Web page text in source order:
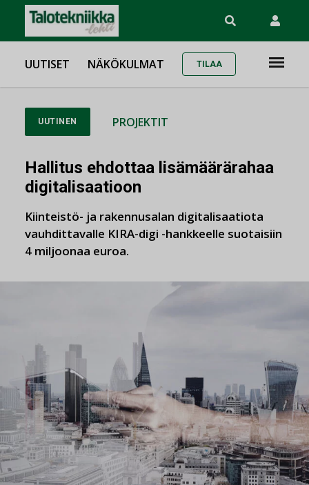
UUTISET NÄKÖKULMAT TILAA
UUTINEN PROJEKTIT
Hallitus ehdottaa lisämäärärahaa
digitalisaatioon
Kiinteistö- ja rakennusalan digitalisaatiota
vauhdittavalle KIRA-digi -hankkeelle suotaisiin
4 miljoonaa euroa.